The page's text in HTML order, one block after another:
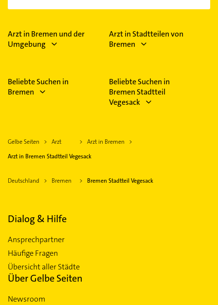
Arzt in Bremen und der
Umgebung
Arzt in Stadtteilen von
Bremen
Beliebte Suchen in
Bremen
Beliebte Suchen in
Bremen Stadtteil
Vegesack
Gelbe Seiten Arzt
Arzt in Bremen
Arzt in Bremen Stadtteil Vegesack
Deutschland Bremen Bremen Stadtteil Vegesack
Dialog & Hilfe
Ansprechpartner
Häufige Fragen
Übersicht aller Städte
Über Gelbe Seiten
Newsroom